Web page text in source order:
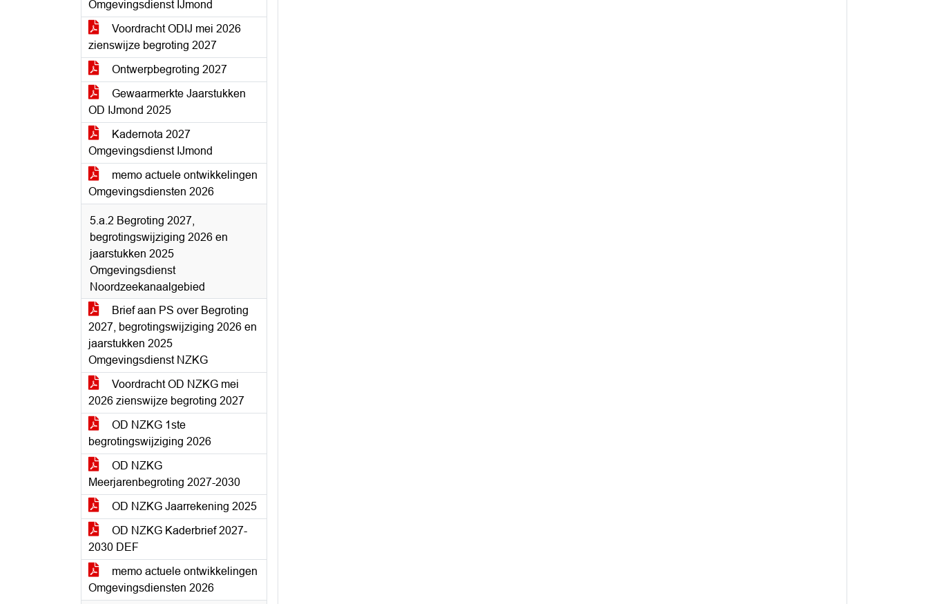
Omgevingsdienst IJmond
Voordracht ODIJ mei 2026
zienswijze begroting 2027
Ontwerpbegroting 2027
Gewaarmerkte Jaarstukken
OD IJmond 2025
Kadernota 2027
Omgevingsdienst IJmond
memo actuele ontwikkelingen
Omgevingsdiensten 2026
5.a.2 Begroting 2027,
begrotingswijziging 2026 en
jaarstukken 2025
Omgevingsdienst
Noordzeekanaalgebied
Brief aan PS over Begroting
2027, begrotingswijziging 2026 en
jaarstukken 2025
Omgevingsdienst NZKG
Voordracht OD NZKG mei
2026 zienswijze begroting 2027
OD NZKG 1ste
begrotingswijziging 2026
OD NZKG
Meerjarenbegroting 2027-2030
OD NZKG Jaarrekening 2025
OD NZKG Kaderbrief 2027-
2030 DEF
memo actuele ontwikkelingen
Omgevingsdiensten 2026